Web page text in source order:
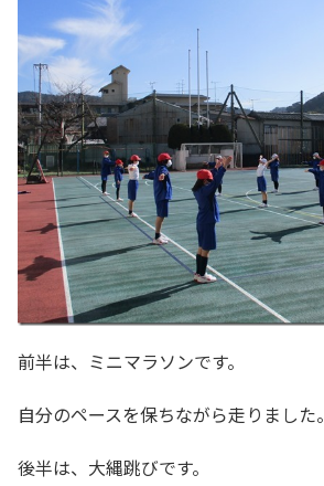
前半は、ミニマラソンです。
自分のペースを保ちながら走りました。
後半は、大縄跳びです。